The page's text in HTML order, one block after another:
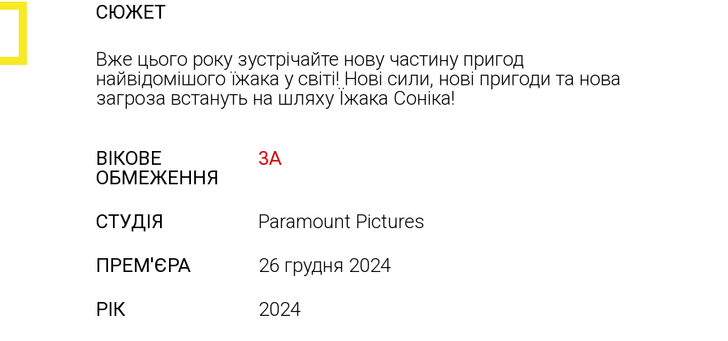
СЮЖЕТ
Вже цього року зустрічайте нову частину пригод
найвідомішого їжака у світі! Нові сили, нові пригоди та нова
загроза встануть на шляху Їжака Соніка!
ВІКОВЕ
ОБМЕЖЕННЯ
3А
СТУДІЯ
Paramount Pictures
ПРЕМ'ЄРА
26 грудня 2024
РІК
2024